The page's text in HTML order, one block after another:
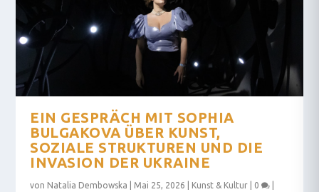
EIN GESPRÄCH MIT SOPHIA
BULGAKOVA ÜBER KUNST,
SOZIALE STRUKTUREN UND DIE
INVASION DER UKRAINE
von Natalia Dembowska Mai 25, 2026 Kunst & Kultur 0